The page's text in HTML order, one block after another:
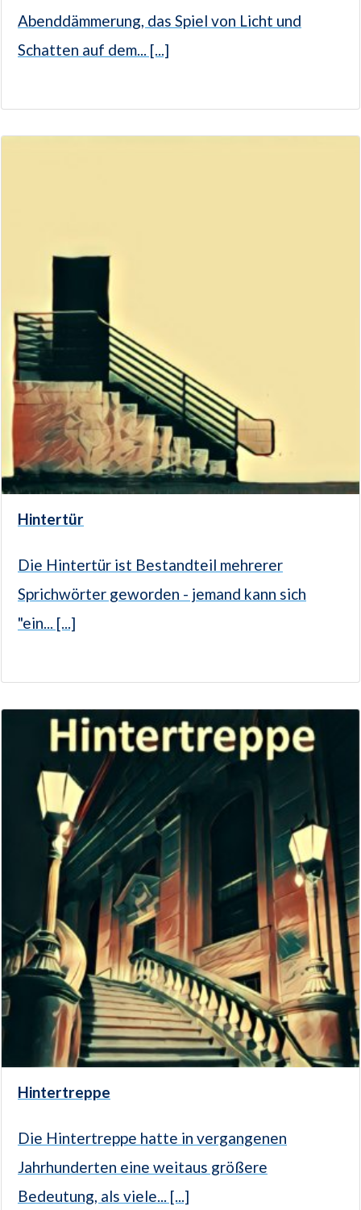
Abenddämmerung, das Spiel von Licht und
Schatten auf dem... [...]
Hintertür
Die Hintertür ist Bestandteil mehrerer
Sprichwörter geworden - jemand kann sich
"ein... [...]
Hintertreppe
Die Hintertreppe hatte in vergangenen
Jahrhunderten eine weitaus größere
Bedeutung, als viele... [...]